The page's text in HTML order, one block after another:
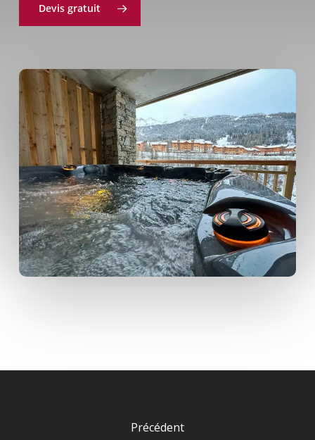
Devis gratuit
Précédent